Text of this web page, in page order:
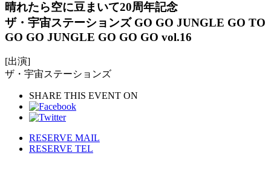
晴れたら空に豆まいて20周年記念
ザ・宇宙ステーションズ GO GO JUNGLE GO TO
GO GO JUNGLE GO GO GO vol.16
[出演]
ザ・宇宙ステーションズ
SHARE THIS EVENT ON
RESERVE MAIL
RESERVE TEL